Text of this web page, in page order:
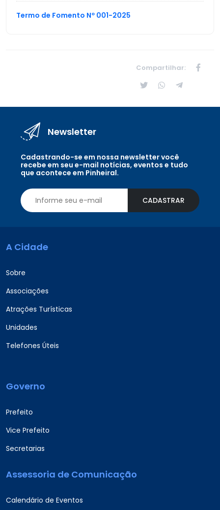
Termo de Fomento Nº 001-2025
Compartilhar:
Newsletter
Cadastrando-se em nossa newsletter você
recebe em seu e-mail notícias, eventos e tudo
que acontece em Pinheiral.
CADASTRAR
A Cidade
Sobre
Associações
Atrações Turísticas
Unidades
Telefones Úteis
Governo
Prefeito
Vice Prefeito
Secretarias
Assessoria de Comunicação
Calendário de Eventos